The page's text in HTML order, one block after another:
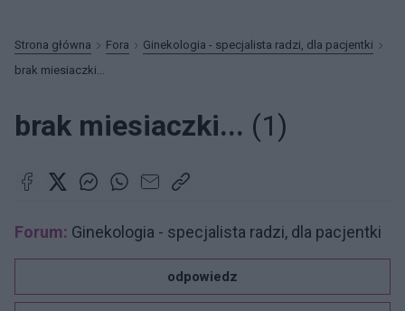
Strona główna Fora
Ginekologia - specjalista radzi, dla pacjentki
brak miesiaczki...
brak miesiaczki... (1)
Forum: Ginekologia - specjalista radzi, dla pacjentki
odpowiedz